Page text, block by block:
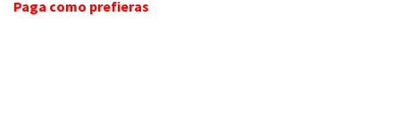
Paga como prefieras